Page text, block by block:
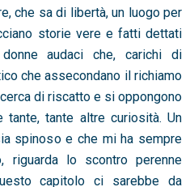
che sa di libertà, un luogo per
storie vere e fatti dettati
audaci che, carichi di
che assecondano il richiamo
di riscatto e si oppongono
tante altre curiosità. Un
spinoso e che mi ha sempre
riguarda lo scontro perenne
capitolo ci sarebbe da